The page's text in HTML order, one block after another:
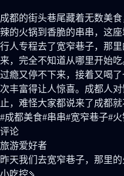
成都的街头巷尾藏着无数美食
辣的火锅到 香脆的串串， 这
行人专程去了宽窄巷子， 那里
来， 完全不知道从哪里开始吃
过瘾又停不下来， 接着又 喝了
次丰富得让人惊喜。 成都人对
止， 难怪大家都说来了成都就
#成都美食#串串#宽窄巷子#火
评论
旅游爱好者
昨天我们 去宽窄巷子， 那里的
小吃控🍡